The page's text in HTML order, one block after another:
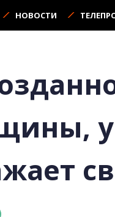
НОВОСТИ